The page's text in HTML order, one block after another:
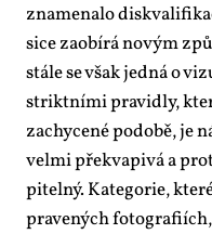
zna­me­na­lo
si­ce za­o­bí­rá no­vým
stá­le se však jed­ná o
strikt­ní­mi pra­vi­dly,
za­chy­ce­né po­do­bě, je
vel­mi pře­kva­pi­vá a
pi­tel­ný. Ka­te­go­rie,
pra­ve­ných